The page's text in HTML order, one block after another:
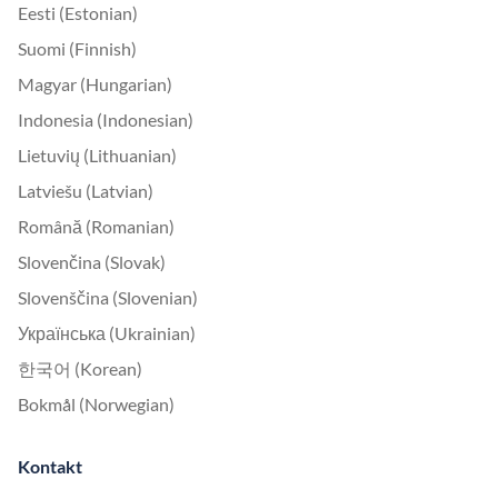
Eesti (Estonian)
Suomi (Finnish)
Magyar (Hungarian)
Indonesia (Indonesian)
Lietuvių (Lithuanian)
Latviešu (Latvian)
Română (Romanian)
Slovenčina (Slovak)
Slovenščina (Slovenian)
Українська (Ukrainian)
한국어 (Korean)
Bokmål (Norwegian)
Kontakt